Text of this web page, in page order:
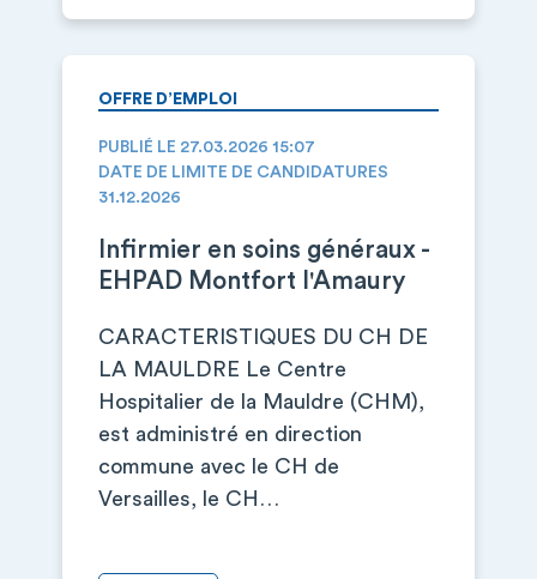
OFFRE D’EMPLOI
PUBLIÉ LE 27.03.2026 15:07
DATE DE LIMITE DE CANDIDATURES
31.12.2026
Infirmier en soins généraux -
EHPAD Montfort l'Amaury
CARACTERISTIQUES DU CH DE
LA MAULDRE Le Centre
Hospitalier de la Mauldre (CHM),
est administré en direction
commune avec le CH de
Versailles, le CH…